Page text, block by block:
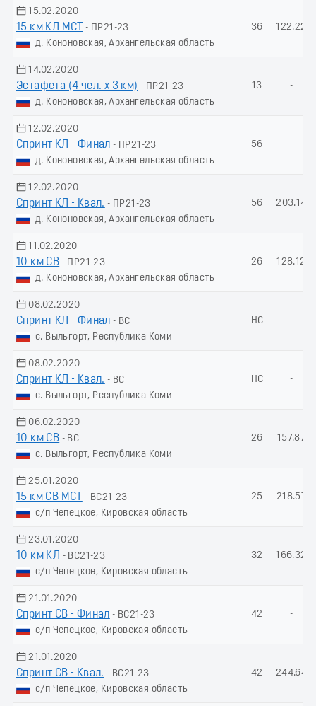
15.02.2020
15 км КЛ МСТ
- ПР21-23
д. Кононовская, Архангельская область
36 122.22
14.02.2020
Эстафета (4 чел. х 3 км) - ПР21-23
д. Кононовская, Архангельская область
13 -
12.02.2020
Спринт КЛ - Финал - ПР21-23
д. Кононовская, Архангельская область
56 -
12.02.2020
Спринт КЛ - Квал. - ПР21-23
д. Кононовская, Архангельская область
56 203.14
11.02.2020
10 км СВ - ПР21-23
д. Кононовская, Архангельская область
26 128.12
08.02.2020
Спринт КЛ - Финал - ВС
с. Выльгорт, Республика Коми
НС -
08.02.2020
Спринт КЛ - Квал. - ВС
с. Выльгорт, Республика Коми
НС -
06.02.2020
10 км СВ - ВС
с. Выльгорт, Республика Коми
26 157.87
25.01.2020
15 км СВ МСТ
- ВС21-23
с/п Чепецкое, Кировская область
25 218.57
23.01.2020
10 км КЛ
- ВС21-23
с/п Чепецкое, Кировская область
32 166.32
21.01.2020
Спринт СВ - Финал - ВС21-23
с/п Чепецкое, Кировская область
42 -
21.01.2020
Спринт СВ - Квал. - ВС21-23
с/п Чепецкое, Кировская область
42 244.64